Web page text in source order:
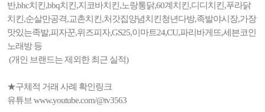
반,bhc치킨,bbq치킨,지코바치킨,노랑통닭,60계치킨,디디치킨,푸라닭
치킨,순살만공격,교촌치킨,처갓집양념치킨청년다방,족발야시장,가장
맛있는족발,피자꾼,위즈피자,GS25,이마트24,CU,파리바게뜨,세븐코인
노래방 등
(개인 브랜드는 제외한 최근 실적)
★구체적 거래 사례 확인링크
유튜브 www.youtube.com/@tv3563